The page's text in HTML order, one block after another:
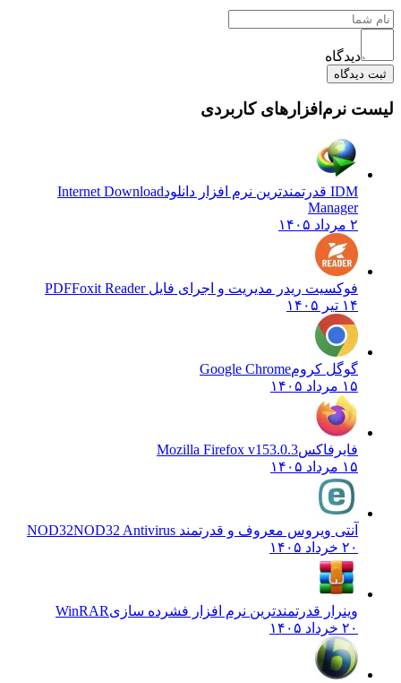
دیدگاه
ثبت دیدگاه
لیست نرم‌افزارهای کاربردی
IDM قدرتمندترین نرم افزار دانلود
Internet Download
Manager
۲ مرداد ۱۴۰۵
فوکسیت ریدر مدیریت و اجرای فایل PDFFoxit Reader
۱۴ تیر ۱۴۰۵
گوگل کرومGoogle Chrome
۱۵ مرداد ۱۴۰۵
فایرفاکسMozilla Firefox v153.0.3
۱۵ مرداد ۱۴۰۵
آنتی ویروس معروف و قدرتمند NOD32 NOD32 Antivirus
۲۰ خرداد ۱۴۰۵
وینرار قدرتمندترین نرم افزار فشرده سازیWinRAR
۲۰ خرداد ۱۴۰۵